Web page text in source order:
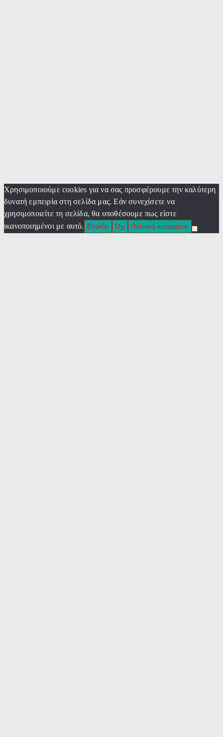
Χρησιμοποιούμε cookies για να σας προσφέρουμε την καλύτερη
δυνατή εμπειρία στη σελίδα μας. Εάν συνεχίσετε να
χρησιμοποιείτε τη σελίδα, θα υποθέσουμε πως είστε
ικανοποιημένοι με αυτό.
Εντάξει Όχι Πολιτική απορρήτου